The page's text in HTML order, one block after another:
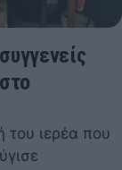
ιερέα που